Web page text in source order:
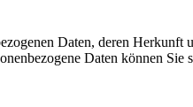
Daten, deren Herkunft
Daten können Sie